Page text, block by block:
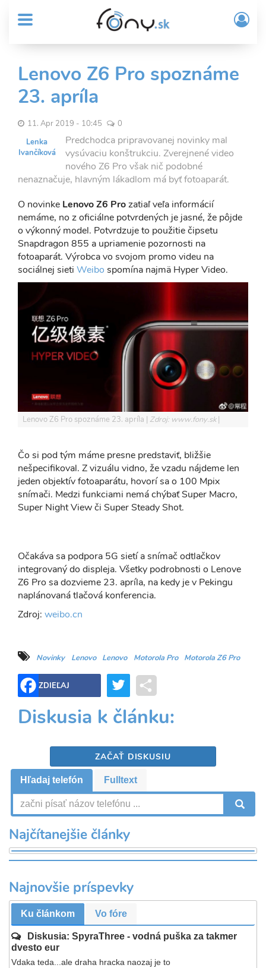
obsah
MENU
Sub
Header
menu
User
account
menu
/
Lenovo Z6 Pro spoznáme
23. apríla
11. Apr 2019 - 10:45
0
Lenka
Ivančíková
Predchodca pripravovanej novinky mal
vysúvaciu konštrukciu. Zverejnené video
nového Z6 Pro však nič podobné
nenaznačuje, hlavným lákadlom má byť fotoaparát.
O novinke Lenovo Z6 Prozatiaľ veľa informácií
nemáme, no z oficiálne potvrdených je jasné, že pôjde
o výkonný model. Potvrdzuje to použitie čipsetu
Snapdragon 855 a upriamenie pozornosti na
fotoaparát. Výrobca vo svojom promo videu na
sociálnej sieti Weibo spomína najmä Hyper Video.
Lenovo Z6 Pro spoznáme 23. apríla Zdroj: www.fony.sk
Čo si pod tým máme presne predstaviť, bližšie
nešpecifikoval. Z vizuálu vidno, že vzadu nájdeme len
jeden objektív fotoaparátu, hovorí sa o 100 Mpix
snímači. Medzi funkciami nemá chýbať Super Macro,
Super Night View či Super Steady Shot.
Očakáva sa podpora 5G sietí a snímač odtlačkov
integrovaný do displeja. Všetky podrobnosti o Lenove
Z6 Pro sa dozvieme 23. apríla, na kedy je v Pekingu
naplánovaná tlačová konferencia.
Zdroj: weibo.cn
Novinky Lenovo Lenovo Motorola Pro Motorola Z6 Pro
ZDIEĽAJ Twitter
Diskusia k článku:
ZAČAŤ DISKUSIU
Hľadaj telefón Fulltext
Najčítanejšie články
Najnovšie príspevky
Ku článkom Vo fóre
Diskusia: SpyraThree - vodná puška za takmer
dvesto eur
Vdaka teda...ale draha hracka naozaj je to